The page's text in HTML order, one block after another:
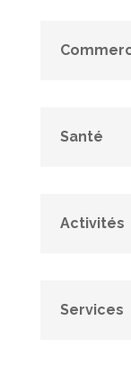
Santé
Activités
Services